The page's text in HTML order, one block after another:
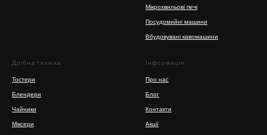
Мікрохвильові печі
Посудомийні машини
Вбудовувані кавомашини
Дрібна техніка
Тостери
Блендери
Чайники
Міксери
Інформація
Про нас
Блог
Контакти
Акції